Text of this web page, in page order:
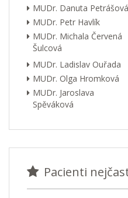
MUDr. Danuta Petrášová
MUDr. Petr Havlík
MUDr. Michala Červená
Šulcová
MUDr. Ladislav Ouřada
MUDr. Olga Hromková
MUDr. Jaroslava
Spěváková
Pacienti